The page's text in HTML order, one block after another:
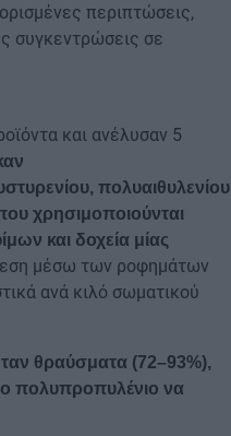
περιπτώσεις,
συγκεντρώσεις σε
και ανέλυσαν 5
πολυαιθυλενίου
χρησιμοποιούνται
και δοχεία μίας
μέσω των ροφημάτων
ανά κιλό σωματικού
θραύσματα (72–93%),
πολυπροπυλένιο να